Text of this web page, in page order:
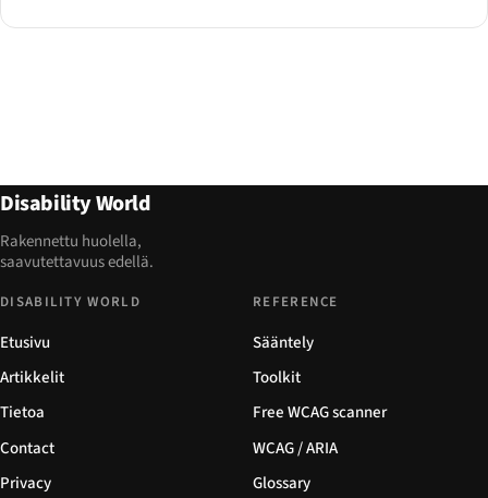
Disability World
Rakennettu huolella,
saavutettavuus edellä.
DISABILITY WORLD
Etusivu
Artikkelit
Tietoa
Contact
Privacy
REFERENCE
Sääntely
Toolkit
Free WCAG scanner
WCAG / ARIA
Glossary